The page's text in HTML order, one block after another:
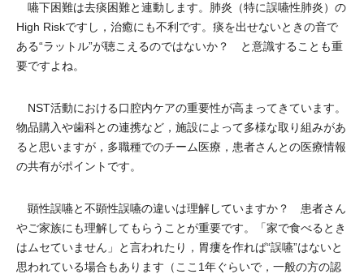
嚥下困難は去痰困難と連動します。肺炎（特に誤嚥性肺炎）の
High Riskですし，治癒にも不利です。痰を出せないときの音で
ある“ラットル”が聴こえるのではないか？ と意識することも重
要ですよね。
NST活動における口腔内ケアの重要性が高まってきています。
物品購入や歯科との連携など，施設によって多様な取り組みがあ
ると思いますが，多職種でのチーム医療，患者さんとの医療情報
の共有がポイントです。
顕性誤嚥と不顕性誤嚥の違いは理解していますか？ 患者さん
やご家族にも理解してもらうことが重要です。「家で食べるとき
はムセていません」と言われたり，胃瘻を作れば“誤嚥”はないと
思われている場合もあります（ここ1年ぐらいで，一般の方の認